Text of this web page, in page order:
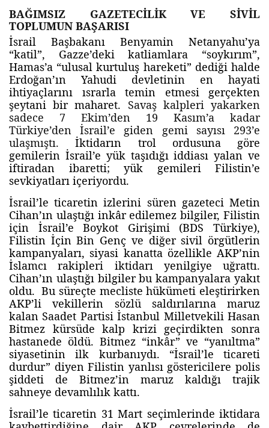
BAĞIMSIZ GAZETECİLİK VE SİVİL
TOPLUMUN BAŞARISI
İsrail Başbakanı Benyamin Netanyahu’ya
“katil”, Gazze’deki katliamlara “soykırım”,
Hamas’a “ulusal kurtuluş hareketi” dediği halde
Erdoğan’ın Yahudi devletinin en hayati
ihtiyaçlarını ısrarla temin etmesi gerçekten
şeytani bir maharet. Savaş kalpleri yakarken
sadece 7 Ekim’den 19 Kasım’a kadar
Türkiye’den İsrail’e giden gemi sayısı 293’e
ulaşmıştı. İktidarın trol ordusuna göre
gemilerin İsrail’e yük taşıdığı iddiası yalan ve
iftiradan ibaretti; yük gemileri Filistin’e
sevkiyatları içeriyordu.
İsrail’le ticaretin izlerini süren gazeteci Metin
Cihan’ın ulaştığı inkâr edilemez bilgiler, Filistin
için İsrail’e Boykot Girişimi (BDS Türkiye),
Filistin İçin Bin Genç ve diğer sivil örgütlerin
kampanyaları, siyasi kanatta özellikle AKP’nin
İslamcı rakipleri iktidarı yenilgiye uğrattı.
Cihan’ın ulaştığı bilgiler bu kampanyalara yakıt
oldu. Bu süreçte mecliste hükümeti eleştirirken
AKP’li vekillerin sözlü saldırılarına maruz
kalan Saadet Partisi İstanbul Milletvekili Hasan
Bitmez kürsüde kalp krizi geçirdikten sonra
hastanede öldü. Bitmez “inkâr” ve “yanıltma”
siyasetinin ilk kurbanıydı. “İsrail’le ticareti
durdur” diyen Filistin yanlısı göstericilere polis
şiddeti de Bitmez’in maruz kaldığı trajik
sahneye devamlılık kattı.
İsrail’le ticaretin 31 Mart seçimlerinde iktidara